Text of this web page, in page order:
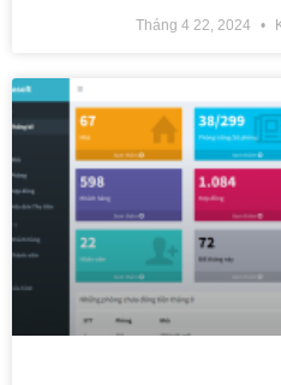
Tháng 4 22, 2024